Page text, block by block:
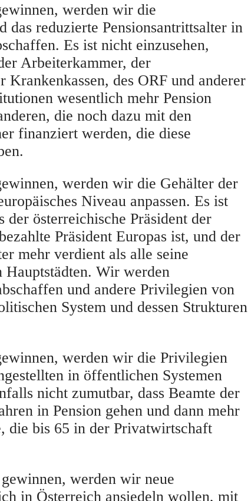
werden wir die
das reduzierte Pensionsantrittsalter in
Es ist nicht einzusehen,
Arbeiterkammer, der
Krankenkassen, des ORF und anderer
wesentlich mehr Pension
die noch dazu mit den
finanziert werden, die diese
werden wir die Gehälter der
Niveau anpassen. Es ist
der österreichische Präsident der
Präsident Europas ist, und der
mehr verdient als alle seine
Hauptstädten. Wir werden
und andere Privilegien von
System und dessen Strukturen
werden wir die Privilegien
in öffentlichen Systemen
nicht zumutbar, dass Beamte der
in Pension gehen und dann mehr
die bis 65 in der Privatwirtschaft
werden wir neue
in Österreich ansiedeln wollen, mit